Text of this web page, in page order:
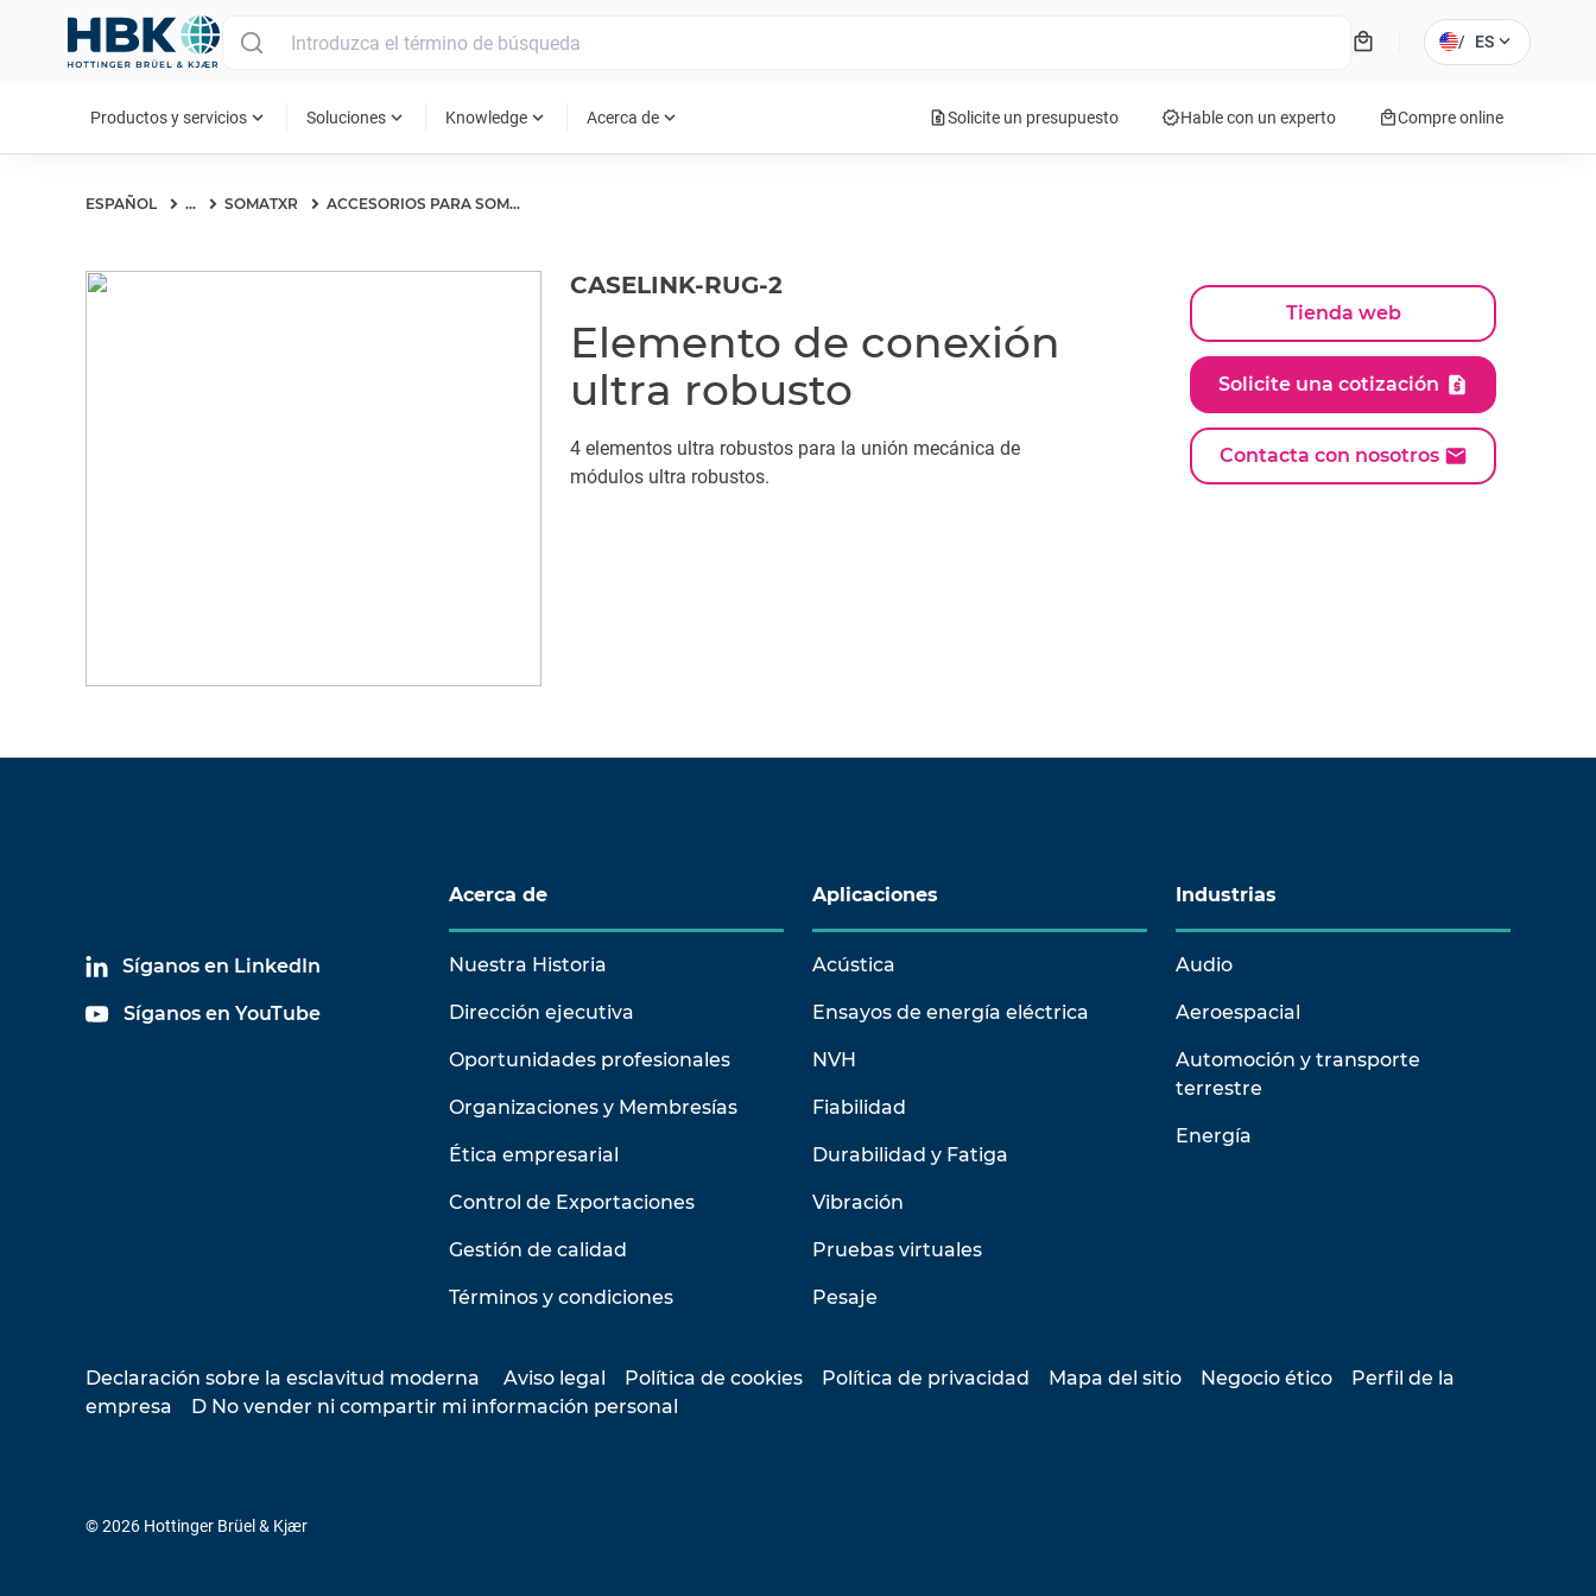
local_mall / ES expand_more
Productos y servicios expand_more Soluciones expand_more Knowledge expand_more Acerca de expand_more request_quoteSolicite un presupuesto verifiedHable con un experto local_mallCompre online
ESPAÑOL ... SOMATXR ACCESORIOS PARA SOMATXR
CASELINK-RUG-2
Elemento de conexión
ultra robusto
4 elementos ultra robustos para la unión mecánica de
módulos ultra robustos.
Tienda web
Solicite una cotización
Contacta con nosotros
Síganos en LinkedIn
Síganos en YouTube
Acerca de
Nuestra Historia
Dirección ejecutiva
Oportunidades profesionales
Organizaciones y Membresías
Ética empresarial
Control de Exportaciones
Gestión de calidad
Términos y condiciones
Aplicaciones
Acústica
Ensayos de energía eléctrica
NVH
Fiabilidad
Durabilidad y Fatiga
Vibración
Pruebas virtuales
Pesaje
Industrias
Audio
Aeroespacial
Automoción y transporte
terrestre
Energía
Declaración sobre la esclavitud moderna Aviso legal Política de cookies Política de privacidad Mapa del sitio Negocio ético
Perfil de la
empresa
D No vender ni compartir mi información personal
© 2026 Hottinger Brüel & Kjær